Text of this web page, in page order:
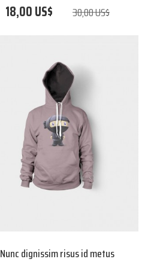
18,00 US$ 30,00 US$
Nunc dignissim risus id metus